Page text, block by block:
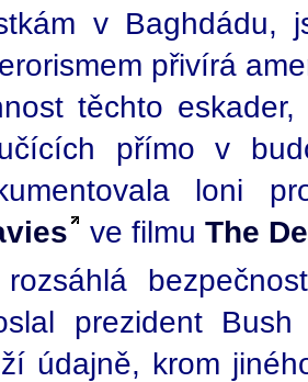
v Baghdádu,
přivírá
těchto
přímo v
loni
ve filmu The
rozsáhlá
prezident
údajně, krom